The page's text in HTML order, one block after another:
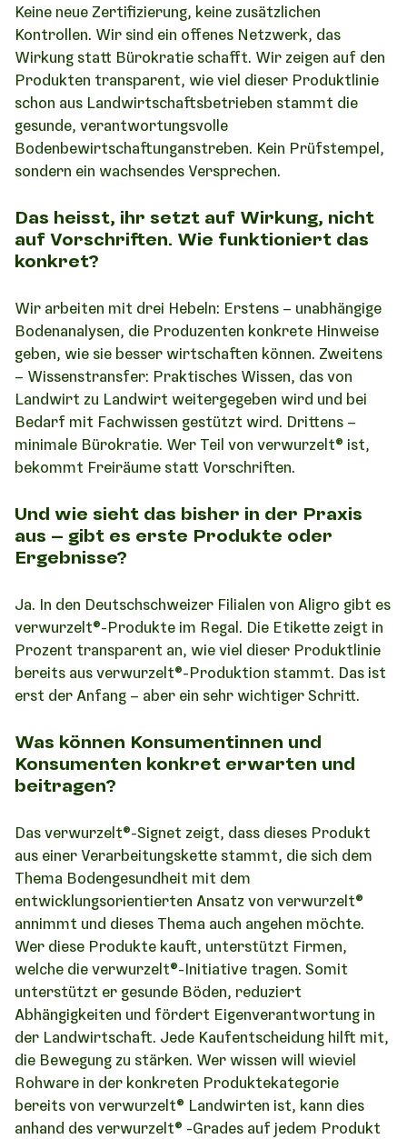
Keine neue Zertifizierung, keine zusätzlichen
Kontrollen. Wir sind ein offenes Netzwerk, das
Wirkung statt Bürokratie schafft. Wir zeigen auf den
Produkten transparent, wie viel dieser Produktlinie
schon aus Landwirtschaftsbetrieben stammt die
gesunde, verantwortungsvolle
Bodenbewirtschaftunganstreben. Kein Prüfstempel,
sondern ein wachsendes Versprechen.
Das heisst, ihr setzt auf Wirkung, nicht
auf Vorschriften. Wie funktioniert das
konkret?
Wir arbeiten mit drei Hebeln: Erstens – unabhängige
Bodenanalysen, die Produzenten konkrete Hinweise
geben, wie sie besser wirtschaften können. Zweitens
– Wissenstransfer: Praktisches Wissen, das von
Landwirt zu Landwirt weitergegeben wird und bei
Bedarf mit Fachwissen gestützt wird. Drittens –
minimale Bürokratie. Wer Teil von verwurzelt® ist,
bekommt Freiräume statt Vorschriften.
Und wie sieht das bisher in der Praxis
aus – gibt es erste Produkte oder
Ergebnisse?
Ja. In den Deutschschweizer Filialen von Aligro gibt es
verwurzelt®-Produkte im Regal. Die Etikette zeigt in
Prozent transparent an, wie viel dieser Produktlinie
bereits aus verwurzelt®-Produktion stammt. Das ist
erst der Anfang – aber ein sehr wichtiger Schritt.
Was können Konsumentinnen und
Konsumenten konkret erwarten und
beitragen?
Das verwurzelt®-Signet zeigt, dass dieses Produkt
aus einer Verarbeitungskette stammt, die sich dem
Thema Bodengesundheit mit dem
entwicklungsorientierten Ansatz von verwurzelt®
annimmt und dieses Thema auch angehen möchte.
Wer diese Produkte kauft, unterstützt Firmen,
welche die verwurzelt®-Initiative tragen. Somit
unterstützt er gesunde Böden, reduziert
Abhängigkeiten und fördert Eigenverantwortung in
der Landwirtschaft. Jede Kaufentscheidung hilft mit,
die Bewegung zu stärken. Wer wissen will wieviel
Rohware in der konkreten Produktekategorie
bereits von verwurzelt® Landwirten ist, kann dies
anhand des verwurzelt® -Grades auf jedem Produkt